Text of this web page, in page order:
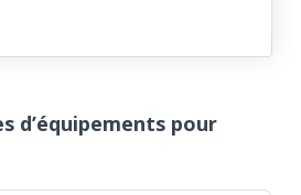
d’équipements pour